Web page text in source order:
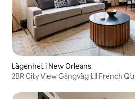
Lägenhet i New Orleans
2BR City View Gångväg till French